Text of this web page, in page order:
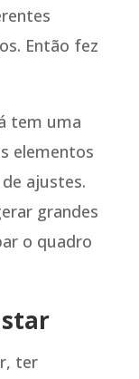
Então fez
tem uma
elementos
ajustes.
grandes
o quadro
ter